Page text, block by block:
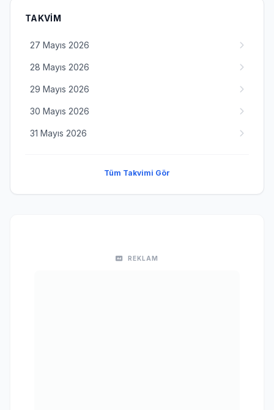
TAKVIM
27 Mayıs 2026
28 Mayıs 2026
29 Mayıs 2026
30 Mayıs 2026
31 Mayıs 2026
Tüm Takvimi Gör
REKLAM